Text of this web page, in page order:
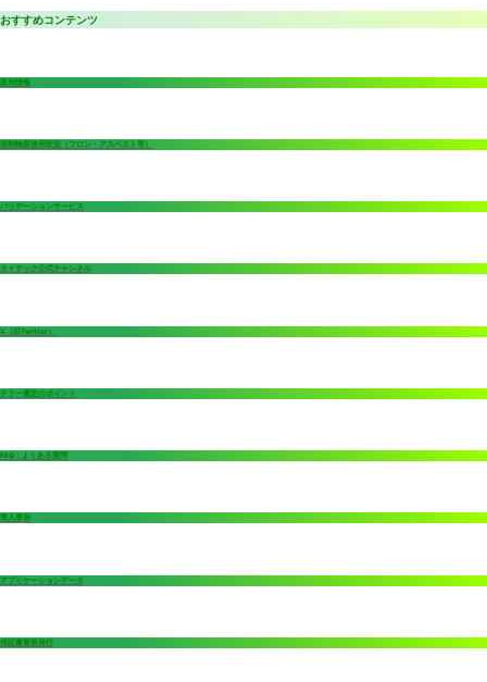
おすすめコンテンツ
採用情報
規制物質使用状況（フロン・アスベスト等）
バリデーションサービス
タイテック公式チャンネル
X（旧Twitter）
チラー選定のポイント
FAQ：よくある質問
導入事例
アプリケーションデータ
保証書新規発行